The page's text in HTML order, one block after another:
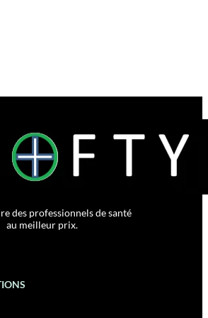
des professionnels de santé
au meilleur prix.